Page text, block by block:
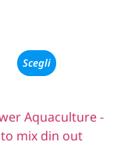
Scegli